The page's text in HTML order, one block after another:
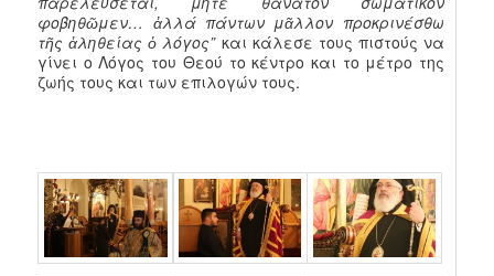
φοβηθῶμεν… ἀλλά πάντων μᾶλλον προκρινέσθω
τῆς ἀληθείας ὁ λόγος” και κάλεσε τους πιστούς να
γίνει ο Λόγος του Θεού το κέντρο και το μέτρο της
ζωής τους και των επιλογών τους.